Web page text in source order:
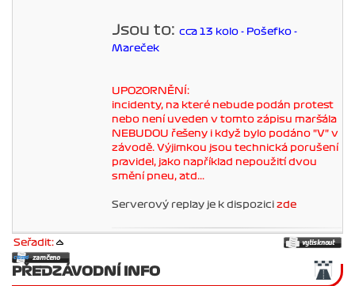
Jsou to: cca 13 kolo - Pošefko -
Mareček
UPOZORNĚNÍ:
incidenty, na které nebude podán protest
nebo není uveden v tomto zápisu maršála
NEBUDOU řešeny i když bylo podáno "V" v
závodě. Výjimkou jsou technická porušení
pravidel, jako například nepoužití dvou
smění pneu, atd...
Serverový replay je k dispozici zde
Seřadit:
PŘEDZÁVODNÍ INFO